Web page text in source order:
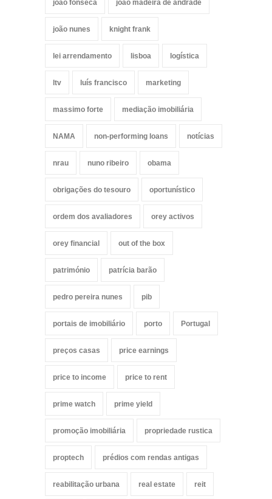
joão fonseca joão madeira de andrade
joão nunes knight frank
lei arrendamento lisboa logística
ltv luís francisco marketing
massimo forte mediação imobiliária
NAMA non-performing loans notícias
nrau nuno ribeiro obama
obrigações do tesouro oportunístico
ordem dos avaliadores orey activos
orey financial out of the box
património patrícia barão
pedro pereira nunes pib
portais de imobiliário porto Portugal
preços casas price earnings
price to income price to rent
prime watch prime yield
promoção imobiliária propriedade rustica
proptech prédios com rendas antigas
reabilitação urbana real estate reit